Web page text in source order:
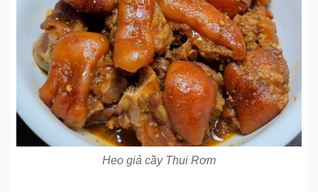
Heo giả cầy Thui Rơm